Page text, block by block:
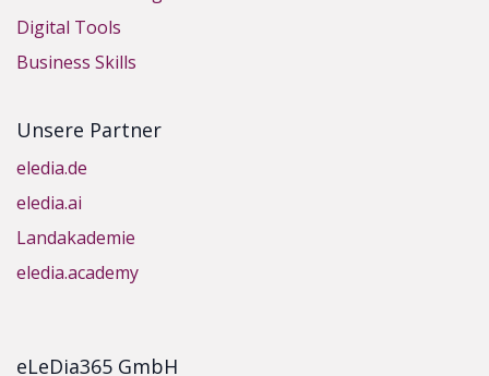
Digital Tools
Business Skills
Unsere Partner
eledia.de
eledia.ai
Landakademie
eledia.academy
eLeDia365 GmbH